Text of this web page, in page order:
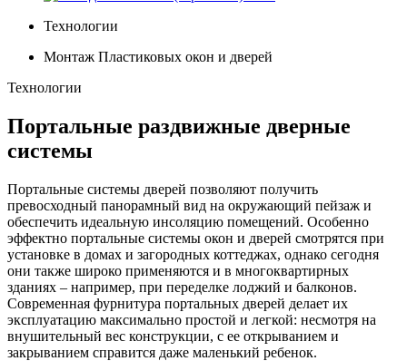
Технологии
Монтаж Пластиковых окон и дверей
Технологии
Портальные раздвижные дверные
системы
Портальные системы дверей позволяют получить
превосходный панорамный вид на окружающий пейзаж и
обеспечить идеальную инсоляцию помещений. Особенно
эффектно портальные системы окон и дверей смотрятся при
установке в домах и загородных коттеджах, однако сегодня
они также широко применяются и в многоквартирных
зданиях – например, при переделке лоджий и балконов.
Современная фурнитура портальных дверей делает их
эксплуатацию максимально простой и легкой: несмотря на
внушительный вес конструкции, с ее открыванием и
закрыванием справится даже маленький ребенок.